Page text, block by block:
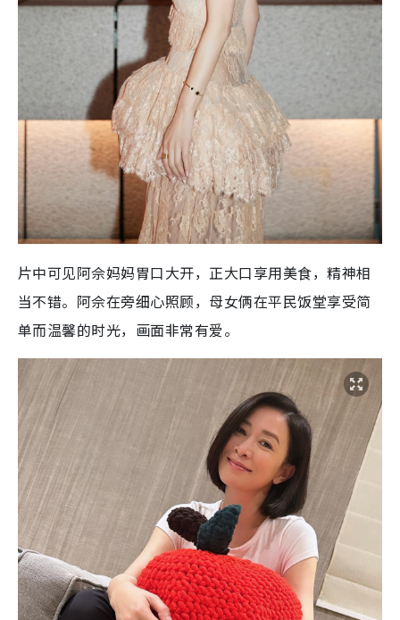
片中可见阿佘妈妈胃口大开，正大口享用美食，精神相
当不错。阿佘在旁细心照顾，母女俩在平民饭堂享受简
单而温馨的时光，画面非常有爱。